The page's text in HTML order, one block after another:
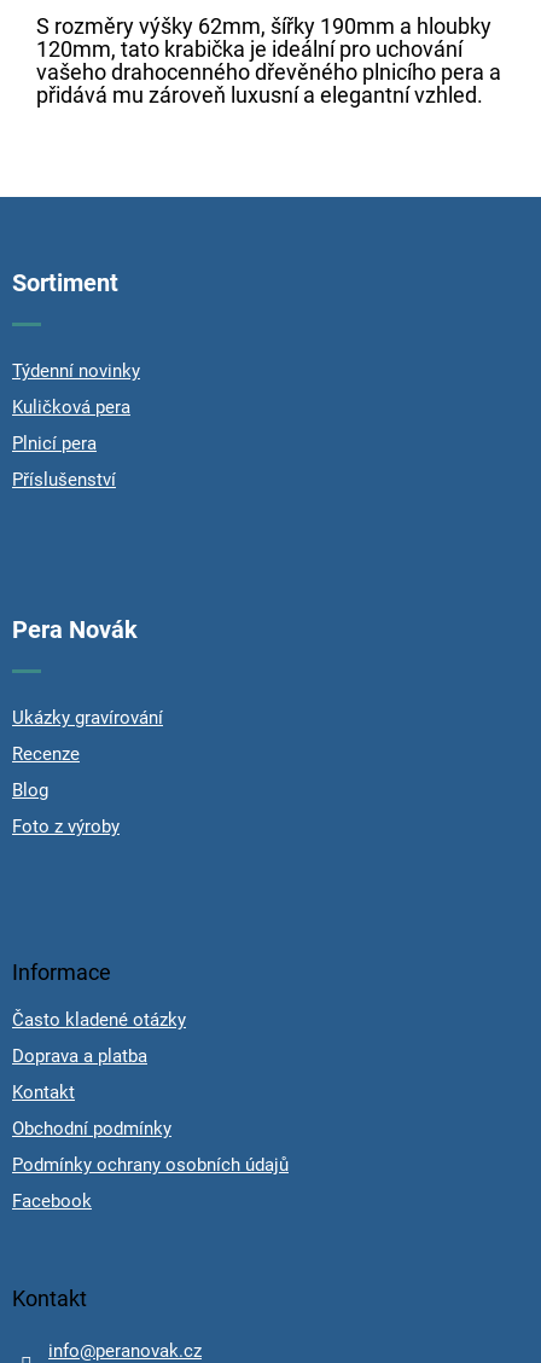
S rozměry výšky 62mm, šířky 190mm a hloubky
120mm, tato krabička je ideální pro uchování
vašeho drahocenného dřevěného plnicího pera a
přidává mu zároveň luxusní a elegantní vzhled.
Sortiment
Týdenní novinky
Kuličková pera
Plnicí pera
Příslušenství
Pera Novák
Ukázky gravírování
Recenze
Blog
Foto z výroby
Informace
Často kladené otázky
Doprava a platba
Kontakt
Obchodní podmínky
Podmínky ochrany osobních údajů
Facebook
Kontakt
info@peranovak.cz